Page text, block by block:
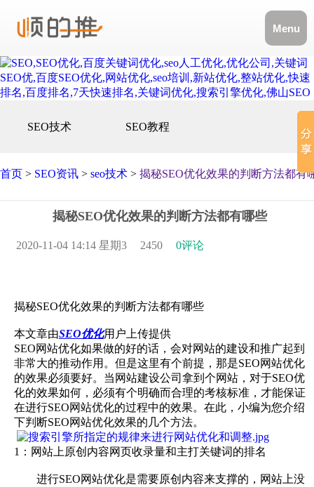
Menu
SEO技术 SEO教程
首页 > SEO资讯 > seo技术 > 揭秘SEO优化效果的判断方法都有
揭秘SEO优化效果的判断方法都有哪些
2020-11-04 14:14 星期3 2450 0评论
揭秘SEO优化效果的判断方法都有哪些
本文章由SEO优化用户上传提供
SEO网站优化如果做的好的话，会对网站的建设和推广起到
非常大的推动作用。但是这里有个前提，那是SEO网站优化
的效果必须要好。当网站建设公司拿到个网站，对于SEO优
化的效果如何，必须有个明确而合理的考核标准，才能保证
在进行SEO网站优化的过程中的效果。在此，小编为您介绍
下判断SEO网站优化效果的几个方法。
1：网站上原创内容网页收录量和主打关键词的排名
进行SEO网站优化是需要原创内容来支撑的，网站上没